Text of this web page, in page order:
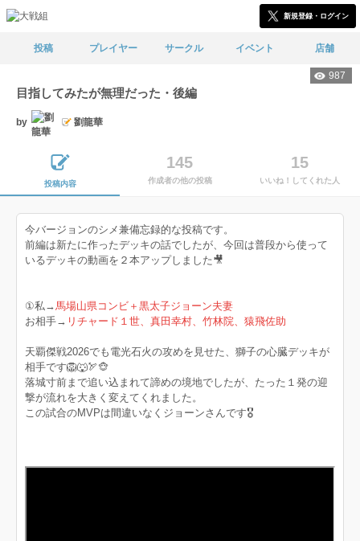
新規登録・ログイン
投稿 プレイヤー サークル イベント 店舗
987
目指してみたが無理だった・後編
by 劉龍華
投稿内容
145
作成者の他の投稿
15
いいね！してくれた人
今バージョンのシメ兼備忘録的な投稿です。
前編は新たに作ったデッキの話でしたが、今回は普段から使って
いるデッキの動画を２本アップしました🎥
①私→馬場山県コンビ＋黒太子ジョーン夫妻
お相手→ リチャード１世、真田幸村、竹林院、猿飛佐助
天覇傑戦2026でも電光石火の攻めを見せた、獅子の心臓デッキが
相手です🦁🐺🏹🐵
落城寸前まで追い込まれて諦めの境地でしたが、たった１発の迎
撃が流れを大きく変えてくれました。
この試合のMVPは間違いなくジョーンさんです🎖